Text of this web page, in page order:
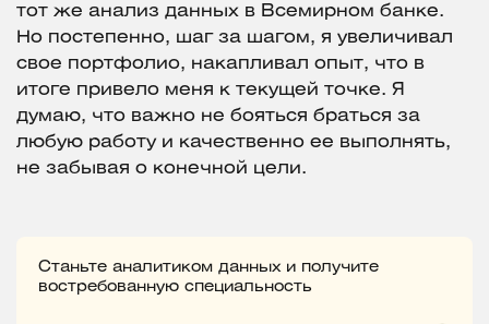
тот же анализ данных в Всемирном банке.
Но постепенно, шаг за шагом, я увеличивал
свое портфолио, накапливал опыт, что в
итоге привело меня к текущей точке. Я
думаю, что важно не бояться браться за
любую работу и качественно ее выполнять,
не забывая о конечной цели.
Станьте аналитиком данных и получите
востребованную специальность